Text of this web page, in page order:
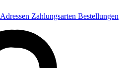
Adressen Zahlungsarten Bestellungen